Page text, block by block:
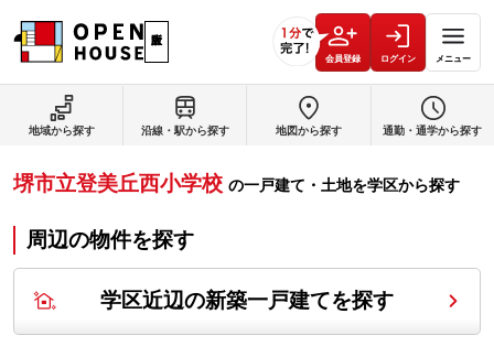
会員登録 ログイン メニュー
地域から探す 沿線・駅から探す 地図から探す 通勤・通学から探す
堺市立登美丘西小学校 の一戸建て・土地を学区から探す
周辺の物件を探す
学区近辺の新築一戸建てを探す